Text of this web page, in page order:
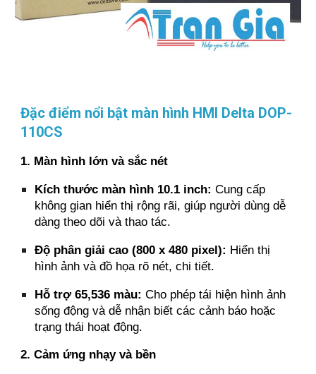
Đặc điểm nổi bật màn hình HMI Delta DOP-
110CS
1. Màn hình lớn và sắc nét
Kích thước màn hình 10.1 inch: Cung cấp
không gian hiển thị rộng rãi, giúp người dùng dễ
dàng theo dõi và thao tác.
Độ phân giải cao (800 x 480 pixel): Hiển thị
hình ảnh và đồ họa rõ nét, chi tiết.
Hỗ trợ 65,536 màu: Cho phép tái hiện hình ảnh
sống động và dễ nhận biết các cảnh báo hoặc
trạng thái hoạt động.
2. Cảm ứng nhạy và bền